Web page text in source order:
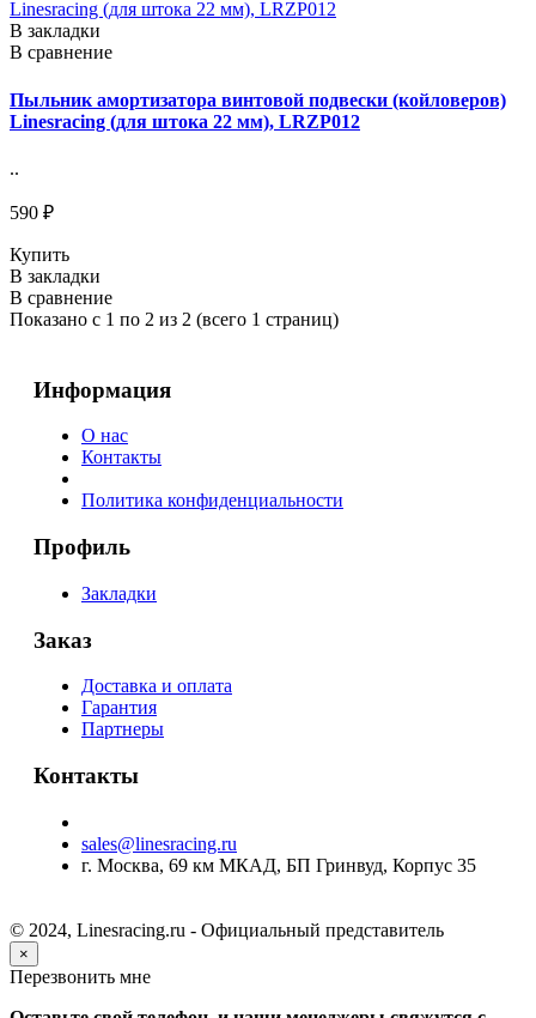
В закладки
В сравнение
Пыльник амортизатора винтовой подвески (койловеров)
Linesracing (для штока 22 мм), LRZP012
..
590 ₽
Купить
В закладки
В сравнение
Показано с 1 по 2 из 2 (всего 1 страниц)
Информация
О нас
Контакты
Политика конфиденциальности
Профиль
Закладки
Заказ
Доставка и оплата
Гарантия
Партнеры
Контакты
sales@linesracing.ru
г. Москва, 69 км МКАД, БП Гринвуд, Корпус 35
© 2024, Linesracing.ru - Официальный представитель
×
Перезвонить мне